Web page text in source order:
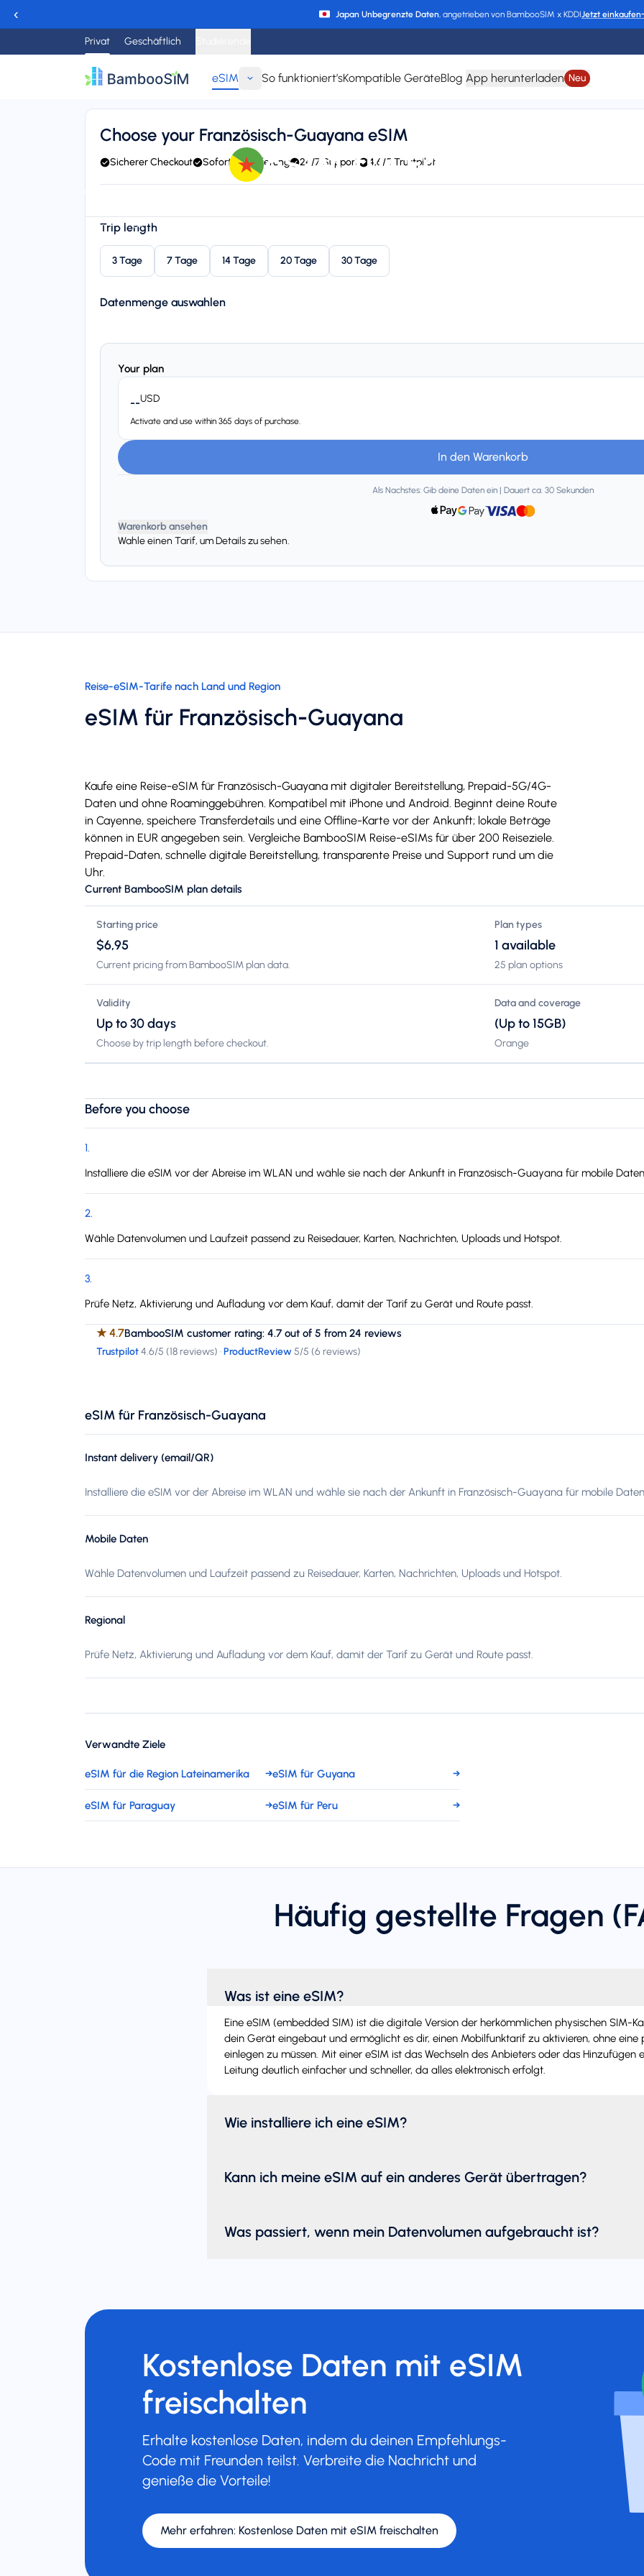
‹ Japan Unbegrenzte Daten, angetrieben von BambooSIM x KDDIJetzt einkaufen
Privat Geschäftlich
eSIM So funktioniert’sKompatible GeräteBlog App herunterladen Neu
eSIM für Französisch-
Starting price
$6,95
Choose your Französisch-Guayana eSIM
Sicherer Checkout Sofortige Lieferung 24/7 Support 4,6/5 Trustpilot
Trip length
3 Tage 7 Tage 14 Tage 20 Tage 30 Tage
Datenmenge auswahlen
Your plan
--USD
Activate and use within 365 days of purchase.
In den Warenkorb
Als Nachstes: Gib deine Daten ein | Dauert ca. 30 Sekunden
Warenkorb ansehen
Wahle einen Tarif, um Details zu sehen.
Reise-eSIM-Tarife nach Land und Region
eSIM für Französisch-Guayana
Kaufe eine Reise-eSIM für Französisch-Guayana mit digitaler Bereitstellung, Prepaid-5G/4G-
Daten und ohne Roaminggebühren. Kompatibel mit iPhone und Android. Beginnt deine Route
in Cayenne, speichere Transferdetails und eine Offline-Karte vor der Ankunft; lokale Beträge
können in EUR angegeben sein. Vergleiche BambooSIM Reise-eSIMs für über 200 Reiseziele.
Prepaid-Daten, schnelle digitale Bereitstellung, transparente Preise und Support rund um die
Uhr.
Current BambooSIM plan details
Starting price
$6,95
Current pricing from BambooSIM plan data.
Plan types
1 available
25 plan options
Validity
Up to 30 days
Choose by trip length before checkout.
Data and coverage
(Up to 15GB)
Orange
Before you choose
1.
Installiere die eSIM vor der Abreise im WLAN und wähle sie nach der Ankunft in Französisch-Guayana für mobile
2.
Wähle Datenvolumen und Laufzeit passend zu Reisedauer, Karten, Nachrichten, Uploads und Hotspot.
3.
Prüfe Netz, Aktivierung und Aufladung vor dem Kauf, damit der Tarif zu Gerät und Route passt.
★4.7BambooSIM customer rating: 4.7 out of 5 from 24 reviews
Trustpilot4.6/5 (18 reviews) ·ProductReview5/5 (6 reviews)
eSIM für Französisch-Guayana
Instant delivery (email/QR)
Installiere die eSIM vor der Abreise im WLAN und wähle sie nach der Ankunft in Französisch-Guayana für mobile
Mobile Daten
Wähle Datenvolumen und Laufzeit passend zu Reisedauer, Karten, Nachrichten, Uploads und Hotspot.
Regional
Prüfe Netz, Aktivierung und Aufladung vor dem Kauf, damit der Tarif zu Gerät und Route passt.
Verwandte Ziele
eSIM für die Region Lateinamerika →eSIM für Guyana →
eSIM für Paraguay →eSIM für Peru →
Häufig gestellte Fragen
Was ist eine eSIM?
Eine eSIM (embedded SIM) ist die digitale Version der herkömmlichen physischen SIM-
dein Gerät eingebaut und ermöglicht es dir, einen Mobilfunktarif zu aktivieren, ohne eine
einlegen zu müssen. Mit einer eSIM ist das Wechseln des Anbieters oder das Hinzufügen
Leitung deutlich einfacher und schneller, da alles elektronisch erfolgt.
Wie installiere ich eine eSIM?
Kann ich meine eSIM auf ein anderes Gerät übertragen?
Was passiert, wenn mein Datenvolumen aufgebraucht ist?
Kostenlose Daten mit eSIM
freischalten
Erhalte kostenlose Daten, indem du deinen Empfehlungs-
Code mit Freunden teilst. Verbreite die Nachricht und
genieße die Vorteile!
Mehr erfahren: Kostenlose Daten mit eSIM freischalten